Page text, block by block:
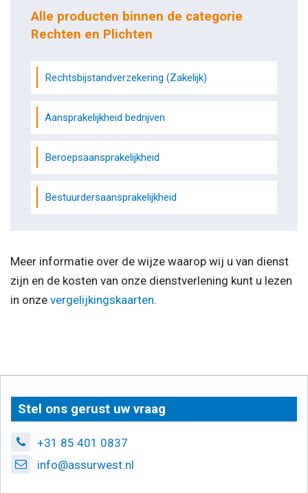
Alle producten binnen de categorie
Rechten en Plichten
Rechtsbijstandverzekering (Zakelijk)
Aansprakelijkheid bedrijven
Beroepsaansprakelijkheid
Bestuurdersaansprakelijkheid
Meer informatie over de wijze waarop wij u van dienst
zijn en de kosten van onze dienstverlening kunt u lezen
in onze vergelijkingskaarten.
Stel ons gerust uw vraag
+31 85 401 0837
info@assurwest.nl